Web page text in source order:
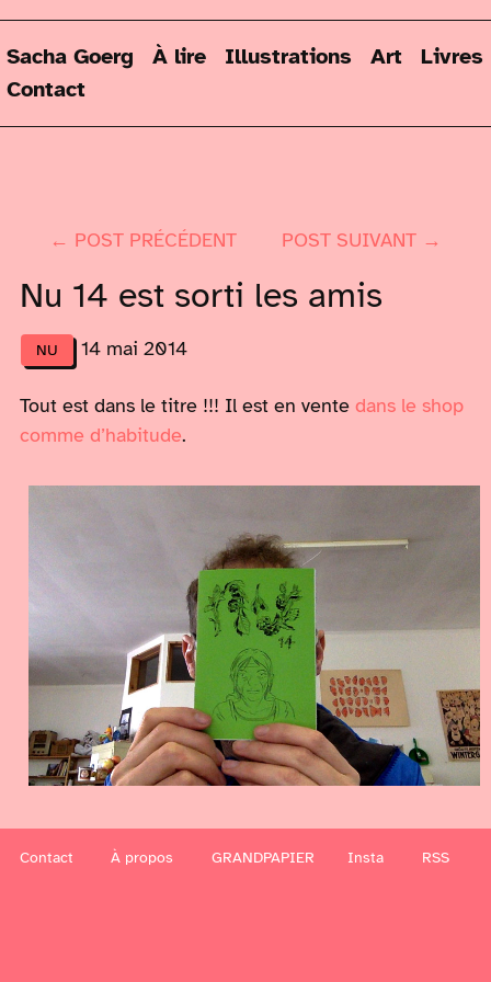
Sacha Goerg À lire Illustrations Art
Livres
Contact
← POST PRÉCÉDENT POST SUIVANT →
Nu 14 est sorti les amis
NU 14 mai 2014
Tout est dans le titre !!! Il est en vente dans le shop
comme d’habitude.
Contact À propos GRANDPAPIER Insta RSS